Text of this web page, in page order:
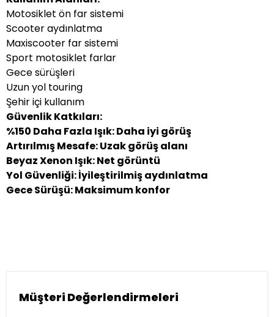
Motosiklet ön far sistemi
Scooter aydınlatma
Maxiscooter far sistemi
Sport motosiklet farlar
Gece sürüşleri
Uzun yol touring
Şehir içi kullanım
Güvenlik Katkıları:
%150 Daha Fazla Işık: Daha iyi görüş
Artırılmış Mesafe: Uzak görüş alanı
Beyaz Xenon Işık: Net görüntü
Yol Güvenliği: İyileştirilmiş aydınlatma
Gece Sürüşü: Maksimum konfor
Müşteri Değerlendirmeleri